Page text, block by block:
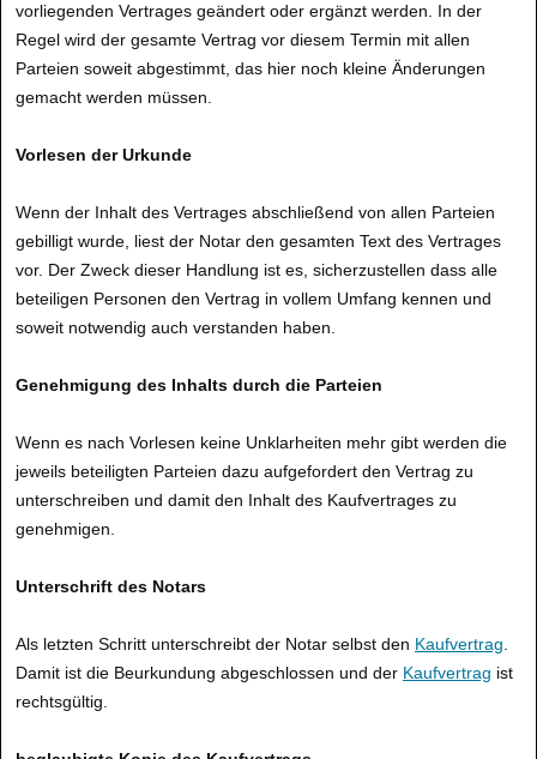
vorliegenden Vertrages geändert oder ergänzt werden. In der
Regel wird der gesamte Vertrag vor diesem Termin mit allen
Parteien soweit abgestimmt, das hier noch kleine Änderungen
gemacht werden müssen.
Vorlesen der Urkunde
Wenn der Inhalt des Vertrages abschließend von allen Parteien
gebilligt wurde, liest der Notar den gesamten Text des Vertrages
vor. Der Zweck dieser Handlung ist es, sicherzustellen dass alle
beteiligen Personen den Vertrag in vollem Umfang kennen und
soweit notwendig auch verstanden haben.
Genehmigung des Inhalts durch die Parteien
Wenn es nach Vorlesen keine Unklarheiten mehr gibt werden die
jeweils beteiligten Parteien dazu aufgefordert den Vertrag zu
unterschreiben und damit den Inhalt des Kaufvertrages zu
genehmigen.
Unterschrift des Notars
Als letzten Schritt unterschreibt der Notar selbst den Kaufvertrag
Damit ist die Beurkundung abgeschlossen und der Kaufvertrag ist
rechtsgültig.